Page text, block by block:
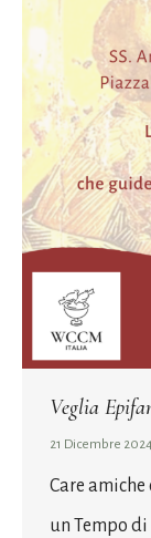
Veglia
21 Dicembre
Care
un Tempo